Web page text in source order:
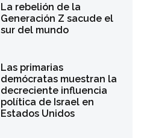
La rebelión de la
Generación Z sacude el
sur del mundo
Las primarias
demócratas muestran la
decreciente influencia
política de Israel en
Estados Unidos